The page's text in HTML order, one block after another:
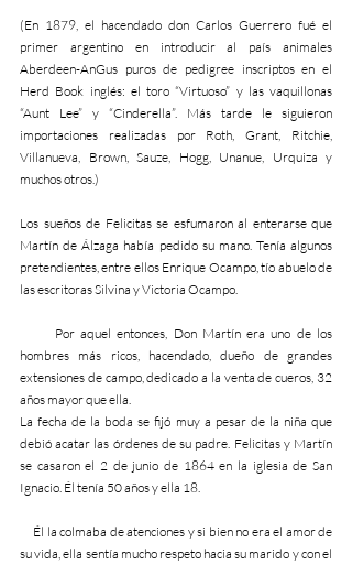
(En 1879, el hacendado don Carlos Guerrero fué el
primer argentino en introducir al país animales
Aberdeen-AnGus puros de pedigree inscriptos en el
Herd Book inglés: el toro “Virtuoso” y las vaquillonas
“Aunt Lee” y “Cinderella”. Más tarde le siguieron
importaciones realizadas por Roth, Grant, Ritchie,
Villanueva, Brown, Sauze, Hogg, Unanue, Urquiza y
muchos otros.)
Los sueños de Felicitas se esfumaron al enterarse que
Martín de Álzaga había pedido su mano. Tenía algunos
pretendientes, entre ellos Enrique Ocampo, tío abuelo de
las escritoras Silvina y Victoria Ocampo.
hombres más ricos, hacendado, dueño de grandes
extensiones de campo, dedicado a la venta de cueros, 32
años mayor que ella.
La fecha de la boda se fijó muy a pesar de la niña que
debió acatar las órdenes de su padre. Felicitas y Martín
se casaron el 2 de junio de 1864 en la iglesia de San
Ignacio. Él tenía 50 años y ella 18.
su vida, ella sentía mucho respeto hacia su marido y con el